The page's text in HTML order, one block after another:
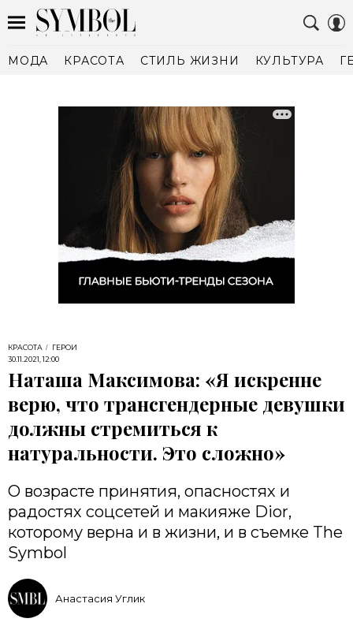
МОДА КРАСОТА СТИЛЬ ЖИЗНИ КУЛЬТУРА
КРАСОТА
ГЕРОИ
30.11.2021, 12:00
Наташа Максимова: «Я искренне
верю, что трансгендерные девушки
должны стремиться к
натуральности. Это сложно»
О возрасте принятия, опасностях и
радостях соцсетей и макияже Dior,
которому верна и в жизни, и в съемке The
Symbol
Анастасия Углик